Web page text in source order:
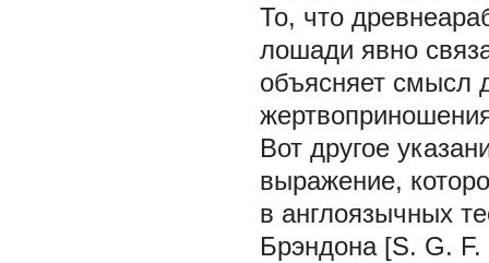
То, что
лошади явно
объясняет смысл
Вот другое
выражение,
в англоязычных
Брэндона [S. G. F.